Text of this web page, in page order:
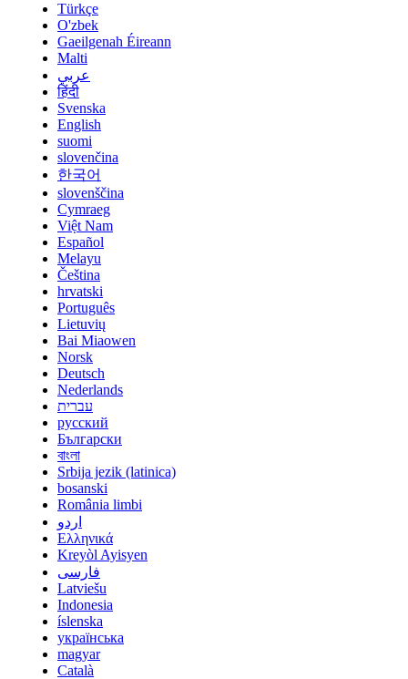
Türkçe
O'zbek
Gaeilgenah Éireann
Malti
عربي
हिंदी
Svenska
English
suomi
slovenčina
한국어
slovenščina
Cymraeg
Việt Nam
Español
Melayu
Čeština
hrvatski
Português
Lietuvių
Bai Miaowen
Norsk
Deutsch
Nederlands
עברית
русский
Български
বাংলা
Srbija jezik (latinica)
bosanski
România limbi
اردو
Ελληνικά
Kreyòl Ayisyen
فارسی
Latviešu
Indonesia
íslenska
українська
magyar
Català